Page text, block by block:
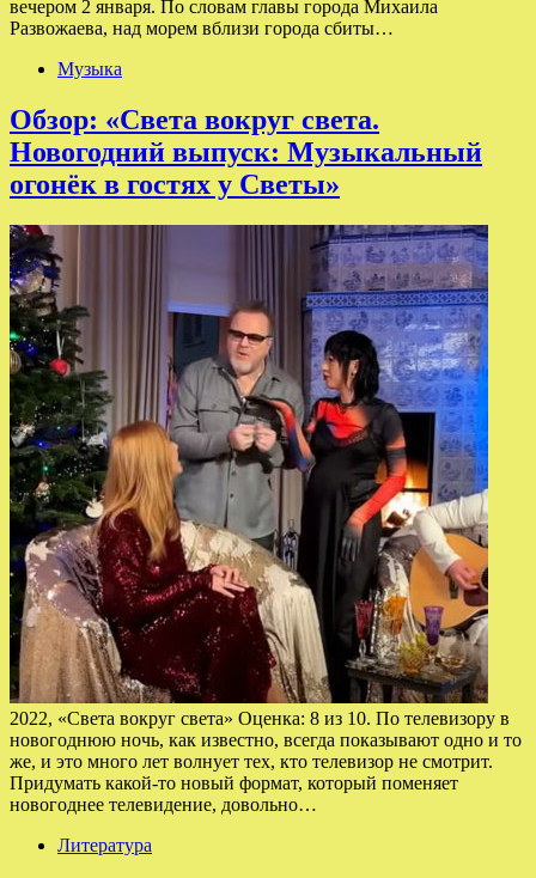
вечером 2 января. По словам главы города Михаила
Развожаева, над морем вблизи города сбиты…
Музыка
Обзор: «Света вокруг света.
Новогодний выпуск: Музыкальный
огонёк в гостях у Светы»
2022, «Света вокруг света» Оценка: 8 из 10. По телевизору в
новогоднюю ночь, как известно, всегда показывают одно и то
же, и это много лет волнует тех, кто телевизор не смотрит.
Придумать какой-то новый формат, который поменяет
новогоднее телевидение, довольно…
Литература